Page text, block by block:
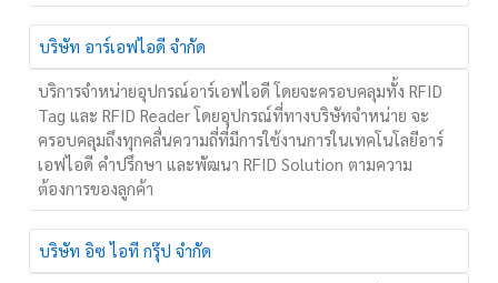
บริษัท อาร์เอฟไอดี จำกัด
บริการจำหน่ายอุปกรณ์อาร์เอฟไอดี โดยจะครอบคลุมทั้ง RFID
Tag และ RFID Reader โดยอุปกรณ์ที่ทางบริษัทจำหน่าย จะ
ครอบคลุมถึงทุกคลื่นความถี่ที่มีการใช้งานการในเทคโนโลยีอาร์
เอฟไอดี คำปรึกษา และพัฒนา RFID Solution ตามความ
ต้องการของลูกค้า
บริษัท อิซ ไอที กรุ๊ป จำกัด